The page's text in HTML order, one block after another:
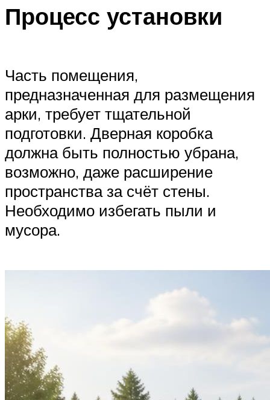
Процесс установки
Часть помещения,
предназначенная для размещения
арки, требует тщательной
подготовки. Дверная коробка
должна быть полностью убрана,
возможно, даже расширение
пространства за счёт стены.
Необходимо избегать пыли и
мусора.